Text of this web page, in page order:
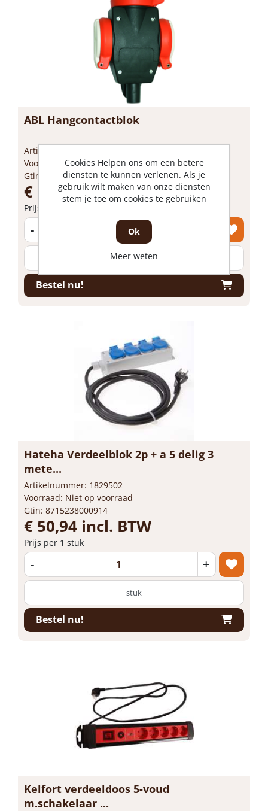
ABL Hangcontactblok
Artikelnummer: 1829250
Voorraad: 8 Op voorraad
Gtin: 8712008092674
€ 24,44 incl. BTW
Prijs per 1 stuk
-
stuk
Bestel nu!
Hateha Verdeelblok 2p + a 5 delig 3
mete...
Artikelnummer: 1829502
Voorraad: Niet op voorraad
Gtin: 8715238000914
€ 50,94 incl. BTW
Prijs per 1 stuk
- +
stuk
Bestel nu!
Kelfort verdeeldoos 5-voud
m.schakelaar ...
Cookies Helpen ons om een betere
diensten te kunnen verlenen. Als je
gebruik wilt maken van onze diensten
stem je toe om cookies te gebruiken
Ok
Meer weten